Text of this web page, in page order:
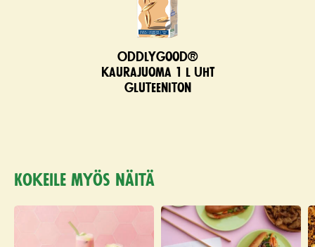
Oddlygood®
kaurajuoma 1 l UHT
gluteeniton
Kokeile myös näitä